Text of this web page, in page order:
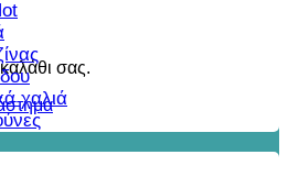
σας.
χαλιά